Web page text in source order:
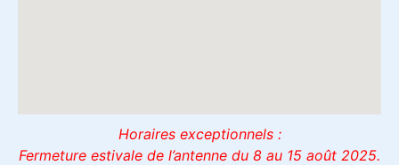
Horaires exceptionnels :
Fermeture estivale de l’antenne du 8 au 15 août 2025.